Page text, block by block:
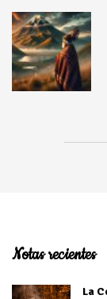
Notas recientes
La